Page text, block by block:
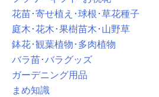
花苗･寄せ植え･球根･草花種子
庭木･花木･果樹苗木･山野草
鉢花･観葉植物･多肉植物
バラ苗･バラグッズ
ガーデニング用品
まめ知識